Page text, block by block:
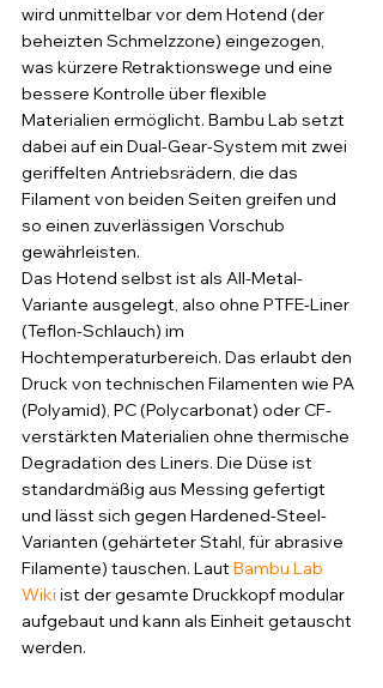
wird unmittelbar vor dem Hotend (der
beheizten Schmelzzone) eingezogen,
was kürzere Retraktionswege und eine
bessere Kontrolle über flexible
Materialien ermöglicht. Bambu Lab setzt
dabei auf ein Dual-Gear-System mit zwei
geriffelten Antriebsrädern, die das
Filament von beiden Seiten greifen und
so einen zuverlässigen Vorschub
gewährleisten.
Das Hotend selbst ist als All-Metal-
Variante ausgelegt, also ohne PTFE-Liner
(Teflon-Schlauch) im
Hochtemperaturbereich. Das erlaubt den
Druck von technischen Filamenten wie PA
(Polyamid), PC (Polycarbonat) oder CF-
verstärkten Materialien ohne thermische
Degradation des Liners. Die Düse ist
standardmäßig aus Messing gefertigt
und lässt sich gegen Hardened-Steel-
Varianten (gehärteter Stahl, für abrasive
Filamente) tauschen. Laut Bambu Lab
Wiki ist der gesamte Druckkopf modular
aufgebaut und kann als Einheit getauscht
werden.